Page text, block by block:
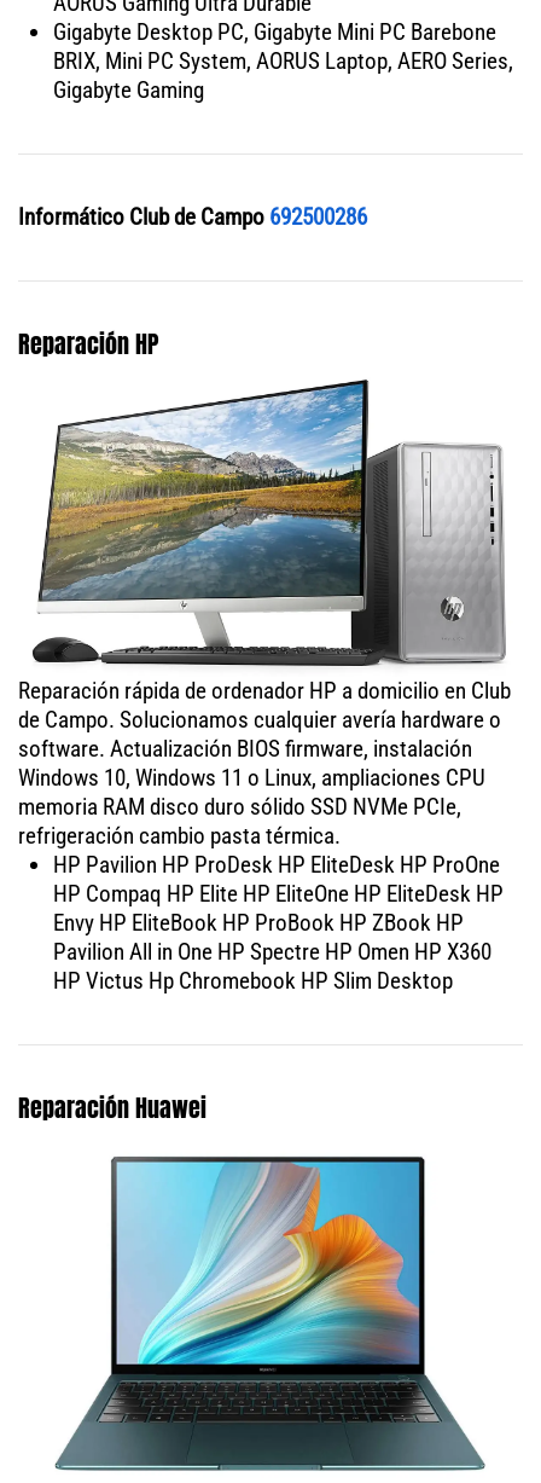
Gigabyte Desktop PC, Gigabyte Mini PC Barebone
BRIX, Mini PC System, AORUS Laptop, AERO Series,
Gigabyte Gaming
Informático Club de Campo 692500286
Reparación HP
Reparación rápida de ordenador HP a domicilio en Club
de Campo. Solucionamos cualquier avería hardware o
software. Actualización BIOS firmware, instalación
Windows 10, Windows 11 o Linux, ampliaciones CPU
memoria RAM disco duro sólido SSD NVMe PCIe,
refrigeración cambio pasta térmica.
HP Pavilion HP ProDesk HP EliteDesk HP ProOne
HP Compaq HP Elite HP EliteOne HP EliteDesk HP
Envy HP EliteBook HP ProBook HP ZBook HP
Pavilion All in One HP Spectre HP Omen HP X360
HP Victus Hp Chromebook HP Slim Desktop
Reparación Huawei